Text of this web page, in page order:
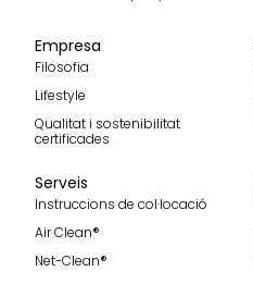
Empresa
Filosofia
Lifestyle
Qualitat i sostenibilitat
certificades
Serveis
Instruccions de col·locació
Air Clean®
Net-Clean®